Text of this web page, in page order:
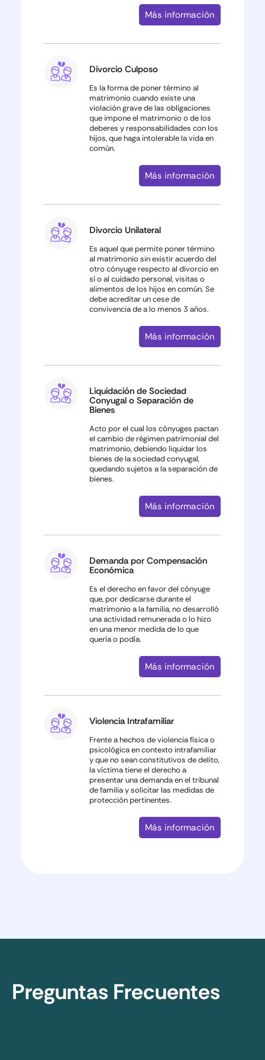
Más información
Divorcio Culposo
Es la forma de poner término al
matrimonio cuando existe una
violación grave de las obligaciones
que impone el matrimonio o de los
deberes y responsabilidades con los
hijos, que haga intolerable la vida en
común.
Más información
Divorcio Unilateral
Es aquel que permite poner término
al matrimonio sin existir acuerdo del
otro cónyuge respecto al divorcio en
sí o al cuidado personal, visitas o
alimentos de los hijos en común. Se
debe acreditar un cese de
convivencia de a lo menos 3 años.
Más información
Liquidación de Sociedad
Conyugal o Separación de
Bienes
Acto por el cual los cónyuges pactan
el cambio de régimen patrimonial del
matrimonio, debiendo liquidar los
bienes de la sociedad conyugal,
quedando sujetos a la separación de
bienes.
Más información
Demanda por Compensación
Económica
Es el derecho en favor del cónyuge
que, por dedicarse durante el
matrimonio a la familia, no desarrolló
una actividad remunerada o lo hizo
en una menor medida de lo que
quería o podía.
Más información
Violencia Intrafamiliar
Frente a hechos de violencia física o
psicológica en contexto intrafamiliar
y que no sean constitutivos de delito,
la víctima tiene el derecho a
presentar una demanda en el tribunal
de familia y solicitar las medidas de
protección pertinentes.
Más información
Preguntas Frecuentes